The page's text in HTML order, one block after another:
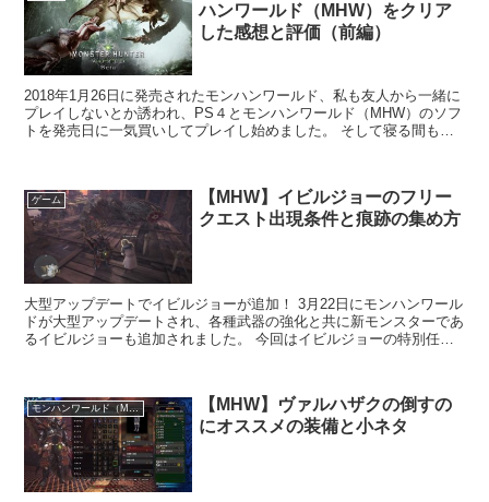
ハンワールド（MHW）をクリア
した感想と評価（前編）
2018年1月26日に発売されたモンハンワールド、私も友人から一緒に
プレイしないとか誘われ、PS４とモンハンワールド（MHW）のソフ
トを発売日に一気買いしてプレイし始めました。 そして寝る間も惜
ゲーム
【MHW】イビルジョーのフリー
クエスト出現条件と痕跡の集め方
大型アップデートでイビルジョーが追加！ 3月22日にモンハンワール
ドが大型アップデートされ、各種武器の強化と共に新モンスターであ
るイビルジョーも追加されました。 今回はイビルジョーの特別任務
モンハンワールド（MHW）
【MHW】ヴァルハザクの倒すの
にオススメの装備と小ネタ